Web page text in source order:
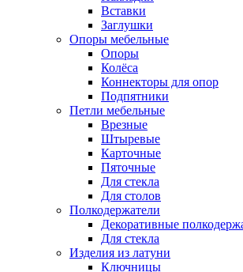
Вставки
Заглушки
Опоры мебельные
Опоры
Колёса
Коннекторы для опор
Подпятники
Петли мебельные
Врезные
Штыревые
Карточные
Пяточные
Для стекла
Для столов
Полкодержатели
Декоративные
Для стекла
Изделия из латуни
Ключницы